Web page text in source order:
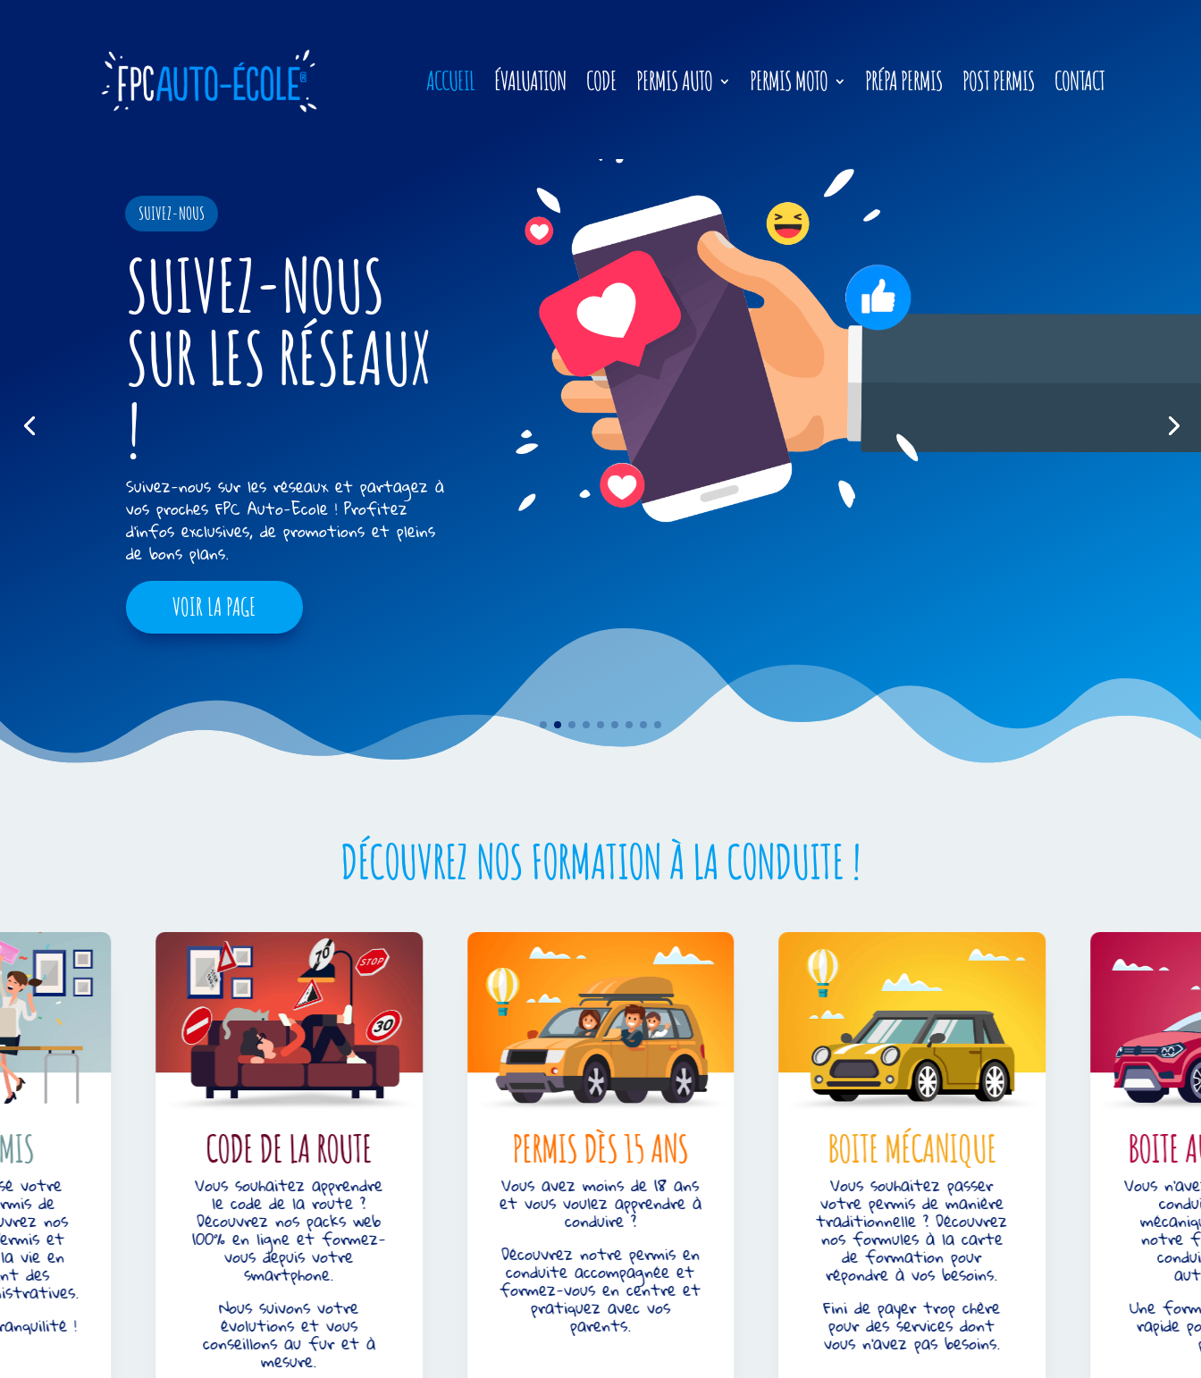
ACCUEIL ÉVALUATION CODE PERMIS AUTO PERMIS MOTO PRÉPA PERMIS POST PERMIS CONTACT
PERMIS DE CONDUIRE
LE PERMIS C'EST
DANS LA POCHE !
Bénéficiez de l’expertise de nos
formateurs diplomés d’état et maximisez
vos chances de réussite ! Chez FPC nous
avons parmis les meilleurs taux de
réussite du marché.
VOIR LES PERMIS
DÉCOUVREZ NOS FORMATION À LA CONDUITE !
de
nos
et
en
!
CODE DE LA ROUTE
Vous souhaitez apprendre
le code de la route ?
Découvrez nos packs web
100% en ligne et formez-
vous depuis votre
smartphone.
Nous suivons votre
évolutions et vous
conseillons au fur et à
mesure.
PERMIS DÈS 15 ANS
Vous avez moins de 18 ans
et vous voulez apprendre à
conduire ?
Découvrez notre permis en
conduite accompagnée et
formez-vous en centre et
pratiquez avec vos
parents.
BOITE MÉCANIQUE
Vous souhaitez passer
votre permis de manière
traditionnelle ? Découvrez
nos formules à la carte
de formation pour
répondre à vos besoins.
Fini de payer trop chère
pour des services dont
vous n’avez pas besoins.
BOITE
Vous n’avez
notre
Une
rapide